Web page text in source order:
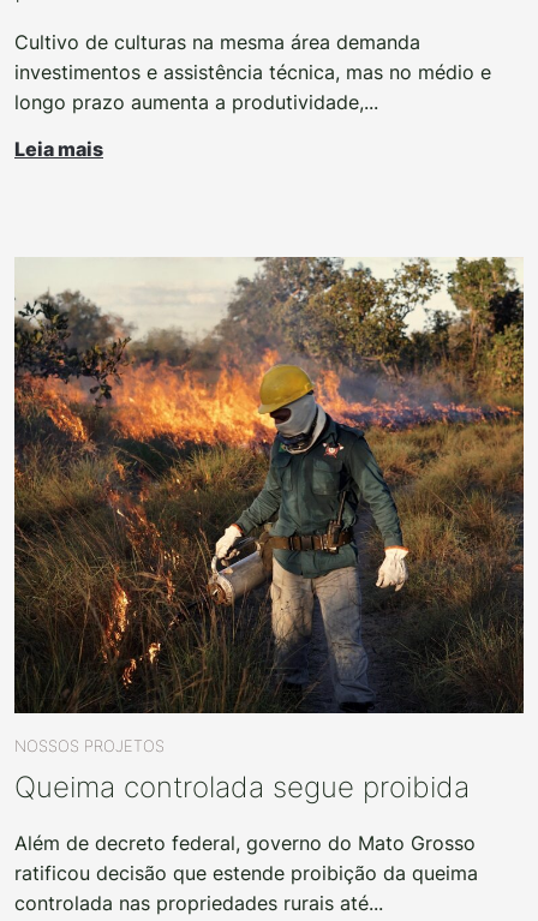
Cultivo de culturas na mesma área demanda
investimentos e assistência técnica, mas no médio e
longo prazo aumenta a produtividade,...
Leia mais
NOSSOS PROJETOS
Queima controlada segue proibida
Além de decreto federal, governo do Mato Grosso
ratificou decisão que estende proibição da queima
controlada nas propriedades rurais até...